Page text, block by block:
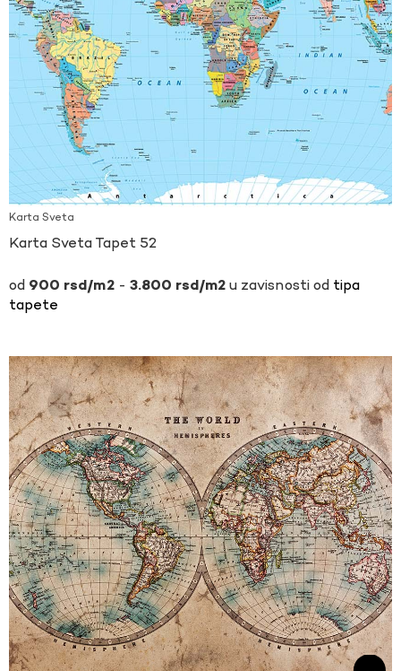
Karta Sveta
Karta Sveta Tapet 52
900 rsd - 3.800 rsd u zavisnosti od tipa
tapete